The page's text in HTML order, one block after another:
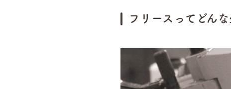
フリースってどん